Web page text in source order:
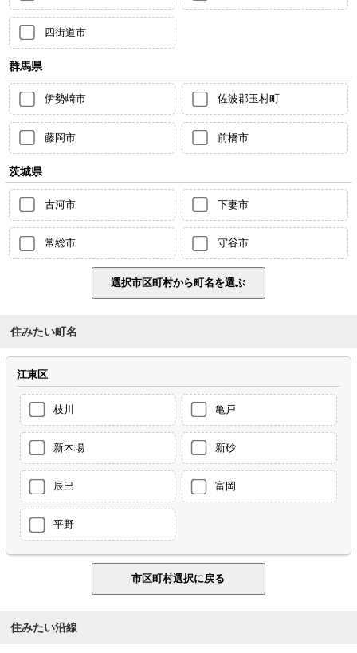
四街道市
群馬県
伊勢崎市 佐波郡玉村町
藤岡市 前橋市
茨城県
古河市 下妻市
常総市 守谷市
住みたい町名
江東区
枝川 亀戸
新木場 新砂
辰巳 富岡
平野
住みたい沿線